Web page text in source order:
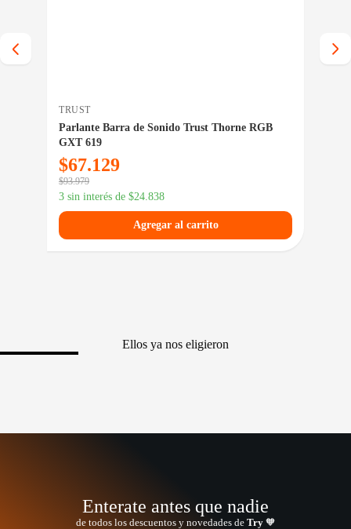
TRUST
Parlante Barra de Sonido Trust Thorne RGB
GXT 619
$67.129
$93.979
3 sin interés de $24.838
Agregar al carrito
Ellos ya nos eligieron
Enterate antes que nadie
de todos los descuentos y novedades de Try🧡